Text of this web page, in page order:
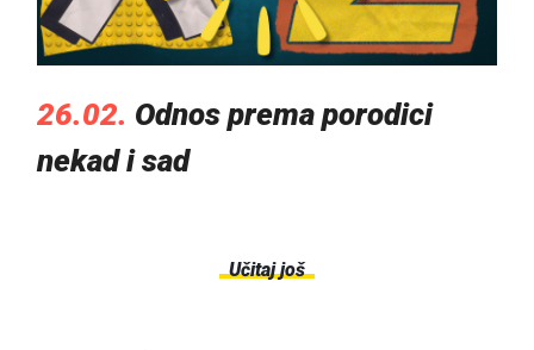
26.02. Odnos prema porodici
nekad i sad
Učitaj još